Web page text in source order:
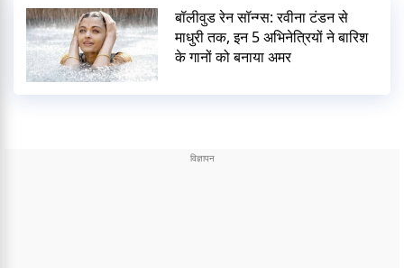
बॉलीवुड रेन सॉन्ग्स: रवीना टंडन से
माधुरी तक, इन 5 अभिनेत्रियों ने बारिश
के गानों को बनाया अमर